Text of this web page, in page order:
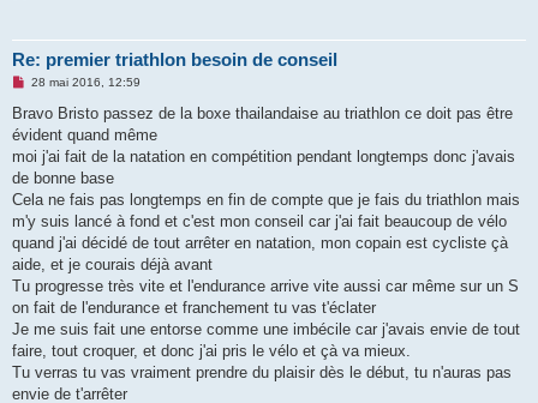
Re: premier triathlon besoin de conseil
M
s
a
g
n
o
l
u
28 mai 2016, 12:59
Bravo Bristo passez de la boxe thailandaise au triathlon ce doit pas être
évident quand même
moi j'ai fait de la natation en compétition pendant longtemps donc j'avais
de bonne base
Cela ne fais pas longtemps en fin de compte que je fais du triathlon mais
m'y suis lancé à fond et c'est mon conseil car j'ai fait beaucoup de vélo
quand j'ai décidé de tout arrêter en natation, mon copain est cycliste çà
aide, et je courais déjà avant
Tu progresse très vite et l'endurance arrive vite aussi car même sur un S
on fait de l'endurance et franchement tu vas t'éclater
Je me suis fait une entorse comme une imbécile car j'avais envie de tout
faire, tout croquer, et donc j'ai pris le vélo et çà va mieux.
Tu verras tu vas vraiment prendre du plaisir dès le début, tu n'auras pas
envie de t'arrêter